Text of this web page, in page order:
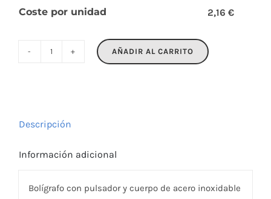
Coste por unidad
2,16 €
AÑADIR AL CARRITO
Descripción
Información adicional
Bolígrafo con pulsador y cuerpo de acero inoxidable